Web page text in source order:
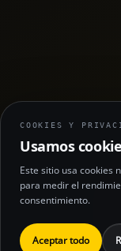
COOKIES Y
Usamos
Este sitio usa cookies
para medir el
consentimiento.
Aceptar todo